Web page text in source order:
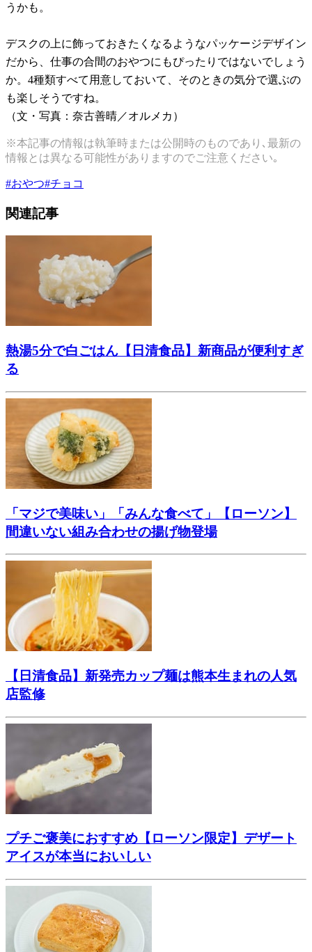
うかも。
デスクの上に飾っておきたくなるようなパッケージデザイン
だから、仕事の合間のおやつにもぴったりではないでしょう
か。4種類すべて用意しておいて、そのときの気分で選ぶの
も楽しそうですね。
（文・写真：奈古善晴／オルメカ）
※本記事の情報は執筆時または公開時のものであり､最新の
情報とは異なる可能性がありますのでご注意ください｡
#おやつ#チョコ
関連記事
熱湯5分で白ごはん【日清食品】新商品が便利すぎ
る
「マジで美味い」「みんな食べて」【ローソン】
間違いない組み合わせの揚げ物登場
【日清食品】新発売カップ麺は熊本生まれの人気
店監修
プチご褒美におすすめ【ローソン限定】デザート
アイスが本当においしい